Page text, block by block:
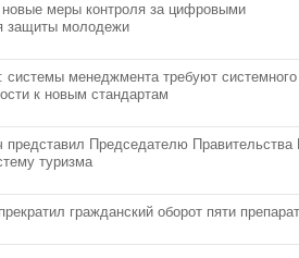
новые меры контроля за цифровыми
защиты молодежи
системы менеджмента требуют системного
к новым стандартам
представил Председателю
туризма
гражданский оборот пяти